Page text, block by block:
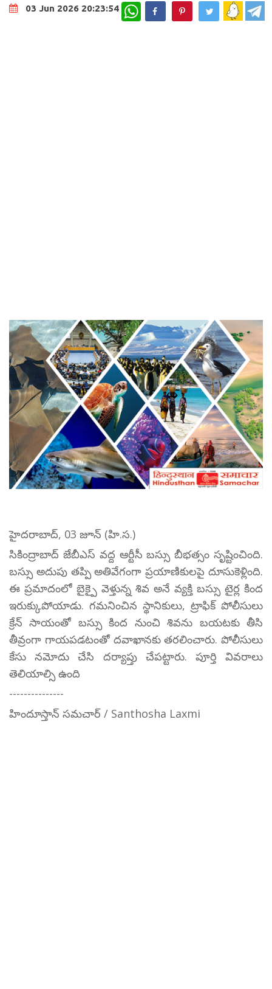
03 Jun 2026 20:23:54 WhatsApp
హైదరాబాద్, 03 జూన్ (హి.స.)
సికింద్రాబాద్ జేబీఎస్ వద్ద ఆర్టీసీ బస్సు బీభత్సం సృష్టించింది.
బస్సు అదుపు తప్పి అతివేగంగా ప్రయాణికులపై దూసుకెళ్లింది.
ఈ ప్రమాదంలో బైక్పై వెళ్తున్న శివ అనే వ్యక్తి బస్సు టైర్ల కింద
ఇరుక్కుపోయాడు. గమనించిన స్థానికులు, ట్రాఫిక్ పోలీసులు
క్రేన్ సాయంతో బస్సు కింద నుంచి శివను బయటకు తీసి
తీవ్రంగా గాయపడటంతో దవాఖానకు తరలించారు. పోలీసులు
కేసు నమోదు చేసి దర్యాప్తు చేపట్టారు. పూర్తి వివరాలు
తెలియాల్సి ఉంది
---------------
హిందూస్తాన్ సమచార్ / Santhosha Laxmi